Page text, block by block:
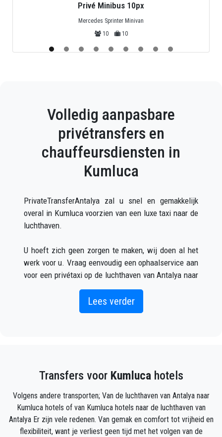
Privé Minibus 10px
Mercedes Sprinter Minivan
10
10
Volledig aanpasbare
privétransfers en
chauffeursdiensten in
Kumluca
PrivateTransferAntalya zal u snel en gemakkelijk
overal in Kumluca voorzien van een luxe taxi naar de
luchthaven.
U hoeft zich geen zorgen te maken, wij doen al het
werk voor u. Vraag eenvoudig een ophaalservice aan
voor een privétaxi op de luchthaven van Antalya naar
Kumluca (wat zowel online als telefonisch kan) en u
zult een chauffeur ontmoeten buiten de aankomsthal
met uw naam op een bord geschreven wanneer uw
PrivateTransferAntalya-team zal uw vlucht volgen en
auto klaar voor vertrek en een helpende hand klaar
om u te helpen met uw bagage en brengt u naar uw
bestemming in Kumluca.
Lees verder
Transfers voor Kumlucahotels
Volgens andere transporten; Van de luchthaven van Antalya naar
Kumluca hotels of van Kumluca hotels naar de luchthaven van
Antalya Er zijn vele redenen. Van gemak en comfort tot vrijheid en
flexibiliteit, want je verliest geen tijd met het volgen van de